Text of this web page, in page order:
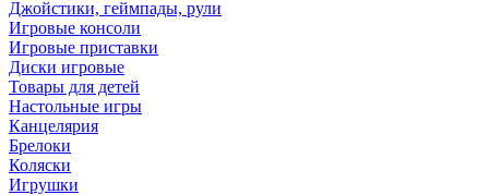
Джойстики, геймпады, рули
Игровые консоли
Игровые приставки
Диски игровые
Товары для детей
Настольные игры
Канцелярия
Брелоки
Коляски
Игрушки